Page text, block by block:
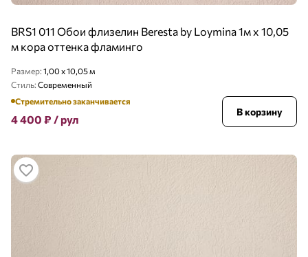
BRS1 011 Обои флизелин Beresta by Loymina 1м х 10,05
м кора оттенка фламинго
Размер: 1,00 x 10,05 м
Стиль: Современный
Стремительно заканчивается
4 400 ₽ / рул
В корзину